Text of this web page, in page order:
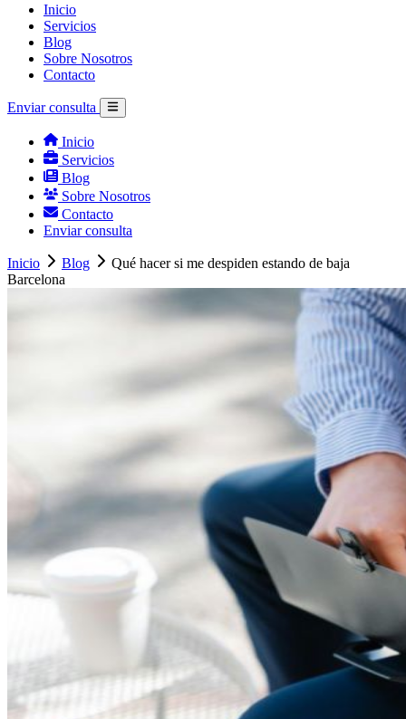
Inicio
Servicios
Blog
Sobre Nosotros
Contacto
Enviar consulta
Inicio
Servicios
Blog
Sobre Nosotros
Contacto
Enviar consulta
Inicio Blog
Qué hacer si me despiden estando de baja
Barcelona